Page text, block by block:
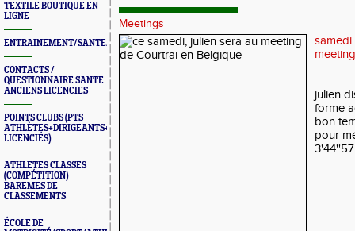
TEXTILE BOUTIQUE EN
LIGNE
ENTRAINEMENT/SANTE/JURYS/FORMATIONS
CONTACTS /
QUESTIONNAIRE SANTE
ANCIENS LICENCIES
POINTS CLUBS (PTS
ATHLÈTES+DIRIGEANTS+BONUS
LICENCIÉS)
ATHLETES CLASSES
(COMPÉTITION)
BAREMES DE
CLASSEMENTS
ÉCOLE DE
Meetings
samedi
julien
forme
bon
pour